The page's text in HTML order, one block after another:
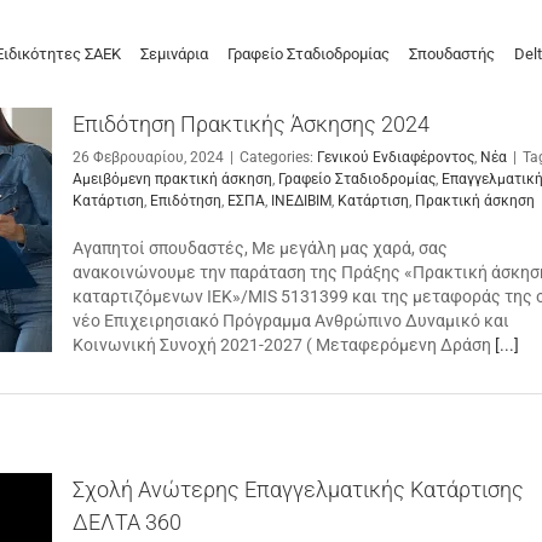
ΣΑΕΚ Σεμινάρια Γραφείο Σταδιοδρομίας Σπουδαστής
Επιδότηση Πρακτικής Άσκησης 2024
26 Φεβρουαρίου, 2024 Categories: Γενικού Ενδιαφέροντος, Νέα
Αμειβόμενη πρακτική άσκηση, Γραφείο Σταδιοδρομίας, Επαγγελματική
Κατάρτιση, Επιδότηση, ΕΣΠΑ, ΙΝΕΔΙΒΙΜ, Κατάρτιση, Πρακτική άσκηση
Αγαπητοί σπουδαστές, Με μεγάλη μας χαρά, σας
ανακοινώνουμε την παράταση της Πράξης «Πρακτική
καταρτιζόμενων ΙΕΚ»/MIS 5131399 και της μεταφοράς της
νέο Επιχειρησιακό Πρόγραμμα Ανθρώπινο Δυναμικό και
Κοινωνική Συνοχή 2021-2027 ( Μεταφερόμενη Δράση [...]
Σχολή Ανώτερης Επαγγελματικής Κατάρτισης
ΔΕΛΤΑ 360